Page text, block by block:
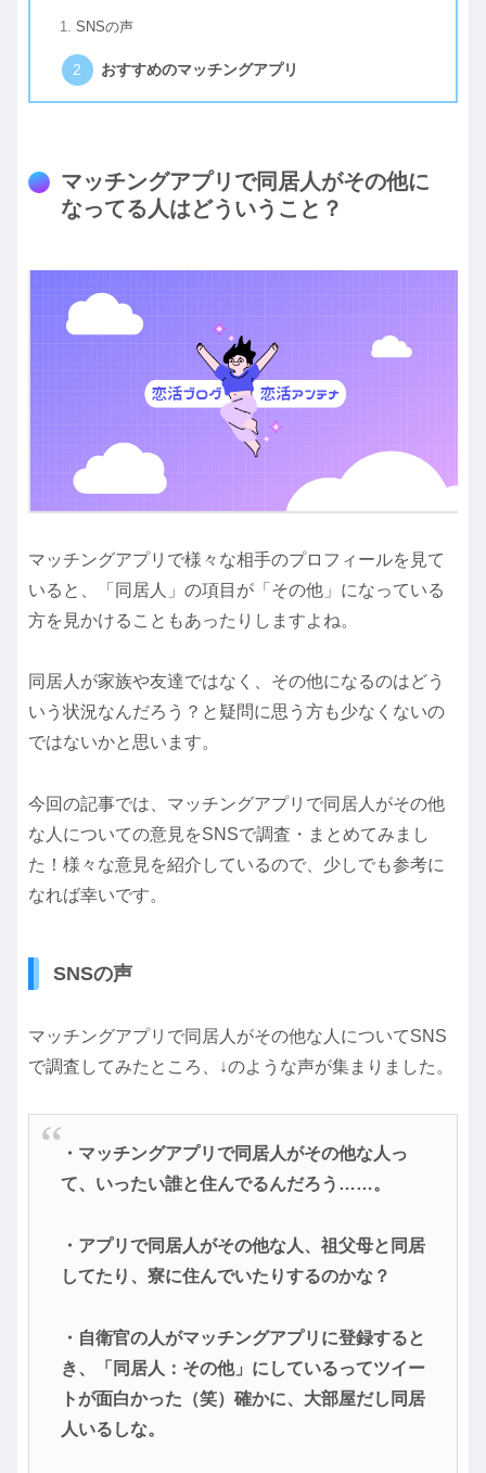
SNSの声
おすすめのマッチングアプリ
マッチングアプリで同居人がその他に
なってる人はどういうこと？
マッチングアプリで様々な相手のプロフィールを見て
いると、「同居人」の項目が「その他」になっている
方を見かけることもあったりしますよね。
同居人が家族や友達ではなく、その他になるのはどう
いう状況なんだろう？と疑問に思う方も少なくないの
ではないかと思います。
今回の記事では、マッチングアプリで同居人がその他
な人についての意見をSNSで調査・まとめてみまし
た！様々な意見を紹介しているので、少しでも参考に
なれば幸いです。
SNSの声
マッチングアプリで同居人がその他な人についてSNS
で調査してみたところ、↓のような声が集まりました。
・マッチングアプリで同居人がその他な人っ
て、いったい誰と住んでるんだろう……。
・アプリで同居人がその他な人、祖父母と同居
してたり、寮に住んでいたりするのかな？
・自衛官の人がマッチングアプリに登録すると
き、「同居人：その他」にしているってツイー
トが面白かった（笑）確かに、大部屋だし同居
人いるしな。